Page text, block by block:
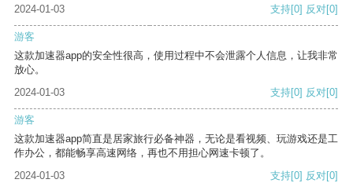
2024-01-03 支持[0] 反对[0]
游客
这款加速器app的安全性很高，使用过程中不会泄露个人信息，让我非常
放心。
2024-01-03
支持[0] 反对[0]
游客
这款加速器app简直是居家旅行必备神器，无论是看视频、玩游戏还是工
作办公，都能畅享高速网络，再也不用担心网速卡顿了。
2024-01-03
支持[0] 反对[0]